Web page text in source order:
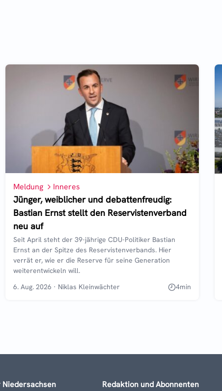
Meldung Inneres
Jünger, weiblicher und debattenfreudig:
Bastian Ernst stellt den Reservistenverband
neu auf
Seit April steht der 39-jährige CDU-Politiker Bastian
Ernst an der Spitze des Reservistenverbands. Hier
verrät er, wie er die Reserve für seine Generation
weiterentwickeln will.
6. Aug. 2026 · Niklas Kleinwächter 4min
Redaktion und Abonnenten